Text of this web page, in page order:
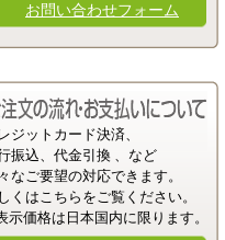
お問い合わせフォーム
ジットカード決済、
振込、代金引換 、など
なご要望の対応できます。
くはこちらをご覧ください。
示価格は日本国内に限ります。